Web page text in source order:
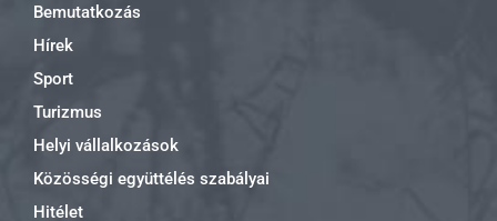
Bemutatkozás
Hírek
Sport
Turizmus
Helyi vállalkozások
Közösségi együttélés szabályai
Hitélet